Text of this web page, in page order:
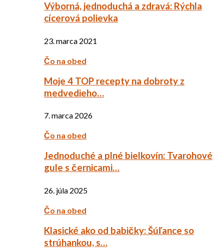
Výborná, jednoduchá a zdravá: Rýchla
cícerová polievka
23. marca 2021
Čo na obed
Moje 4 TOP recepty na dobroty z
medvedieho…
7. marca 2026
Čo na obed
Jednoduché a plné bielkovín: Tvarohové
gule s černicami…
26. júla 2025
Čo na obed
Klasické ako od babičky: Šúľance so
strúhankou, s…